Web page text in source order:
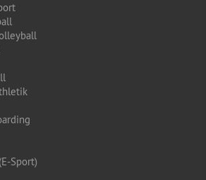
Sport)